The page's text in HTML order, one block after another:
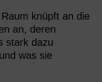
knüpft an die
an, deren
stark dazu
was sie